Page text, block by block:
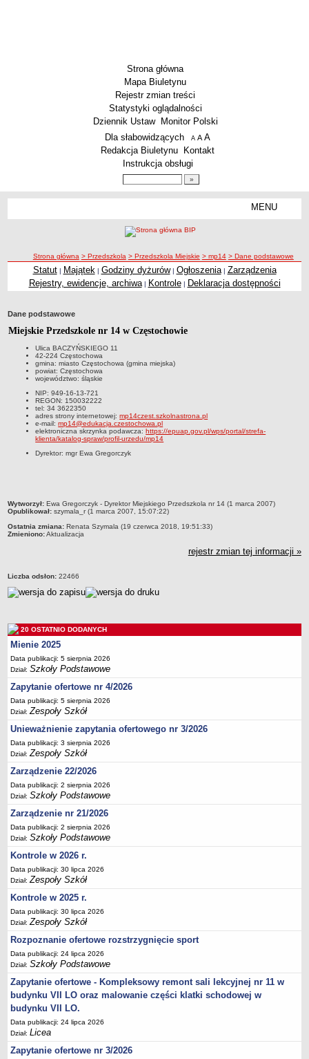
Strona główna
Mapa Biuletynu
Rejestr zmian treści
Statystyki oglądalności
Dziennik Ustaw
Monitor Polski
Menu dodatkowe
Dla słabowidzących A pomniejsz czcionkę
A standardowy rozmiar czcionki
A
Redakcja Biuletynu
Kontakt
Instrukcja obsługi
MENU
Licea
Zespoły Szkół
Techniczne Zakłady Naukowe
Przedszkola Miejskie
Zlikwidowane gimnazja
Przekształcone szkoły i placówki
Wielofunkcyjna Placówka
SPECJALNE OŚRODKI SZKOLNO-WYCHOWAWCZE
Specjalny Ośrodek nr 1
Specjalny Ośrodek nr 5
BURSA MIEJSKA
Majątek
Godziny dyżurów
Kontrole
Rejestry, ewidencje, archiwa
Deklaracja dostępności
PORADNIE PSYCHOLOGICZNO-PEDAGOGICZNE
Zespół Poradni
BIURO FINANSÓW OŚWIATY
Dane podstawowe
Statut
Majątek
Godziny dyżurów
Ogłoszenia
Zarządzenia
Rejestry, ewidencje, archiwa
Kontrole
PONOWNE WYKORZYSTYWANIE
Sprawozdania
Deklaracja dostępności
DEKLARACJA DOSTĘPNOŚCI
OŚWIADCZENIA MAJĄTKOWE
PONOWNE WYKORZYSTYWANIE
UDOSTĘPNIANIE INFORMACJI PUBLICZNEJ
OCHRONA DANYCH OSOBOWYCH
ścieżka nawigacji
Strona główna > Przedszkola > Przedszkola Miejskie > mp14 > Dane podstawowe
Statut| Majątek | Godziny dyżurów| Ogłoszenia| Zarządzenia
Rejestry, ewidencje, archiwa| Kontrole| Deklaracja dostępności
Dane podstawowe
Miejskie Przedszkole nr 14 w Częstochowie
Ulica BACZYŃSKIEGO 11
42-224 Częstochowa
gmina: miasto Częstochowa (gmina miejska)
powiat: Częstochowa
województwo: śląskie
NIP: 949-16-13-721
REGON: 150032222
tel: 34 3622350
adres strony internetowej:mp14czest.szkolnastrona.pl
e-mail:mp14@edukacja.czestochowa.pl
elektroniczna skrzynka podawcza:https://epuap.gov.pl/wps/portal/strefa-
klienta/katalog-spraw/profil-urzedu/mp14
Dyrektor: mgr Ewa Gregorczyk
metryczka
Wytworzył: Ewa Gregorczyk - Dyrektor Miejskiego Przedszkola nr 14 (1 marca 2007)
Opublikował: szymala_r (1 marca 2007, 15:07:22)
Ostatnia zmiana: Renata Szymala (19 czerwca 2018, 19:51:33)
Zmieniono:Aktualizacja
rejestr zmian tej informacji »
Liczba odsłon: 22466
20 OSTATNIO DODANYCH
Mienie 2025
Data publikacji: 5 sierpnia 2026
Dział:Szkoły Podstawowe
Zapytanie ofertowe nr 4/2026
Data publikacji: 5 sierpnia 2026
Dział:Zespoły Szkół
Unieważnienie zapytania ofertowego nr 3/2026
Data publikacji: 3 sierpnia 2026
Dział:Zespoły Szkół
Zarządzenie 22/2026
Data publikacji: 2 sierpnia 2026
Dział:Szkoły Podstawowe
Zarządzenie nr 21/2026
Data publikacji: 2 sierpnia 2026
Dział:Szkoły Podstawowe
Kontrole w 2026 r.
Data publikacji: 30 lipca 2026
Dział:Zespoły Szkół
Kontrole w 2025 r.
Data publikacji: 30 lipca 2026
Dział:Zespoły Szkół
Rozpoznanie ofertowe rozstrzygnięcie sport
Data publikacji: 24 lipca 2026
Dział:Szkoły Podstawowe
Zapytanie ofertowe - Kompleksowy remont sali lekcyjnej nr 11 w
budynku VII LO oraz malowanie części klatki schodowej w
budynku VII LO.
Data publikacji: 24 lipca 2026
Dział:Licea
Zapytanie ofertowe nr 3/2026